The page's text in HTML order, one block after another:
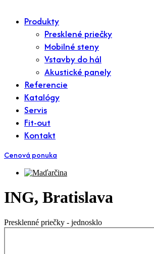
Produkty
Presklené priečky
Mobilné steny
Vstavby do hál
Akustické panely
Referencie
Katalógy
Servis
Fit-out
Kontakt
Cenová ponuka
ING, Bratislava
Presklenné priečky - jednosklo